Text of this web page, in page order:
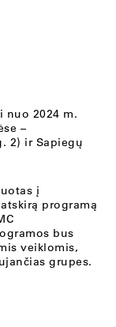
nuo 2024 m.
–
2) ir Sapiegų
į
programą
bus
veiklomis,
grupes.